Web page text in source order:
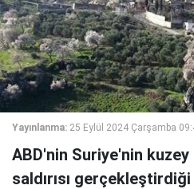
Yayınlanma: 25 Eylül 2024 Çarşamba
ABD'nin Suriye'nin kuzey
saldırısı